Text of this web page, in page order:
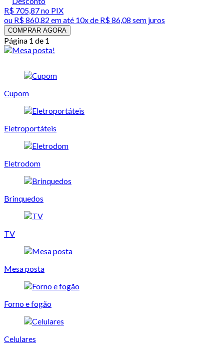
R$ 705,87no PIX
ou R$ 860,82 em até 10x de R$ 86,08 sem juros
COMPRAR AGORA
Página 1 de 1
Cupom
Eletroportáteis
Eletrodom
Brinquedos
TV
Mesa posta
Forno e fogão
Celulares